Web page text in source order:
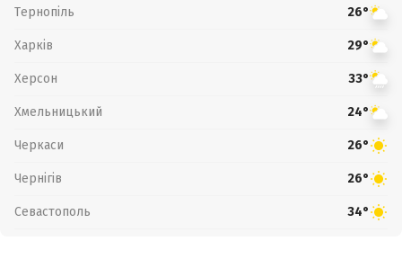
Тернопіль 26°
Харків 29°
Херсон 33°
Хмельницький 24°
Черкаси 26°
Чернігів 26°
Севастополь 34°